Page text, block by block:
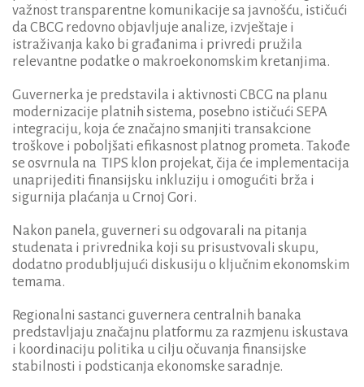
važnost transparentne komunikacije sa javnošću, ističući
da CBCG redovno objavljuje analize, izvještaje i
istraživanja kako bi građanima i privredi pružila
relevantne podatke o makroekonomskim kretanjima.
Guvernerka je predstavila i aktivnosti CBCG na planu
modernizacije platnih sistema, posebno ističući SEPA
integraciju, koja će značajno smanjiti transakcione
troškove i poboljšati efikasnost platnog prometa. Takođe
se osvrnula na TIPS klon projekat, čija će implementacija
unaprijediti finansijsku inkluziju i omogućiti brža i
sigurnija plaćanja u Crnoj Gori.
Nakon panela, guverneri su odgovarali na pitanja
studenata i privrednika koji su prisustvovali skupu,
dodatno produbljujući diskusiju o ključnim ekonomskim
temama.
Regionalni sastanci guvernera centralnih banaka
predstavljaju značajnu platformu za razmjenu iskustava
i koordinaciju politika u cilju očuvanja finansijske
stabilnosti i podsticanja ekonomske saradnje.